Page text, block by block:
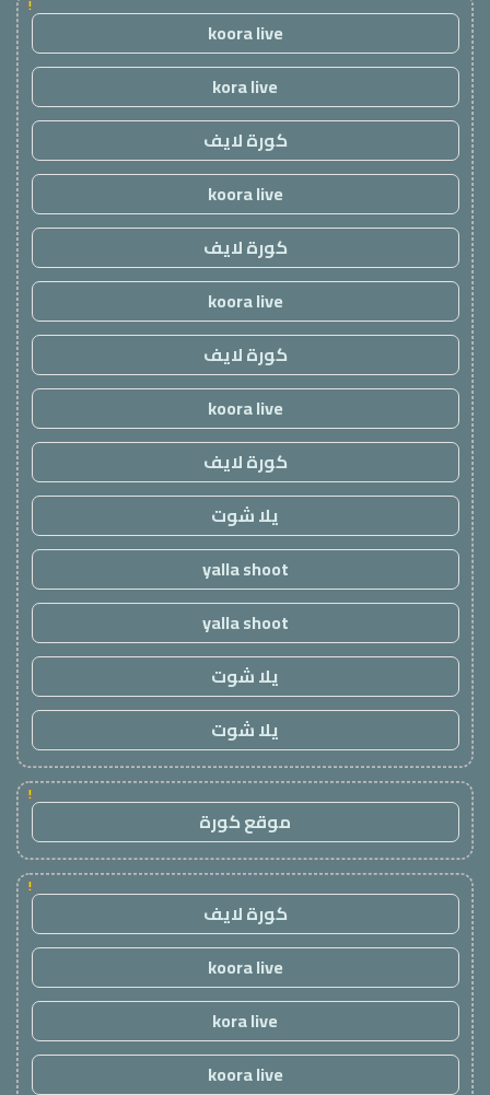
!
koora live
kora live
كورة لايف
koora live
كورة لايف
koora live
كورة لايف
koora live
كورة لايف
يلا شوت
yalla shoot
yalla shoot
يلا شوت
يلا شوت
!
موقع كورة
!
كورة لايف
koora live
kora live
koora live